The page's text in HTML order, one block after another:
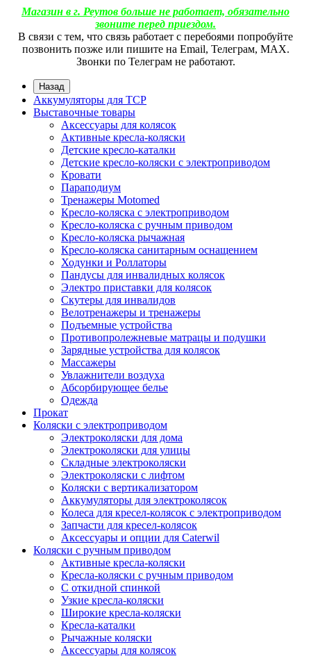
Магазин в г. Реутов больше не работает, обязательно
звоните перед приездом.
В связи с тем, что связь работает с перебоями попробуйте
позвонить позже или пишите на Email, Телеграм, МАХ.
Звонки по Телеграм не работают.
Назад
Аккумуляторы для ТСР
Выставочные товары
Аксессуары для колясок
Активные кресла-коляски
Детские кресло-каталки
Детские кресло-коляски с электроприводом
Кровати
Параподиум
Тренажеры Motomed
Кресло-коляска с электроприводом
Кресло-коляска с ручным приводом
Кресло-коляска рычажная
Кресло-коляска санитарным оснащением
Ходунки и Роллаторы
Пандусы для инвалидных колясок
Электро приставки для колясок
Скутеры для инвалидов
Велотренажеры и тренажеры
Подъемные устройства
Противопролежневые матрацы и подушки
Зарядные устройства для колясок
Массажеры
Увлажнители воздуха
Абсорбирующее белье
Одежда
Прокат
Коляски с электроприводом
Электроколяски для дома
Электроколяски для улицы
Складные электроколяски
Электроколяски с лифтом
Коляски с вертикализатором
Аккумуляторы для электроколясок
Колеса для кресел-колясок с электроприводом
Запчасти для кресел-колясок
Аксессуары и опции для Caterwil
Коляски с ручным приводом
Активные кресла-коляски
Кресла-коляски с ручным приводом
С откидной спинкой
Узкие кресла-коляски
Широкие кресла-коляски
Кресла-каталки
Рычажные коляски
Аксессуары для колясок